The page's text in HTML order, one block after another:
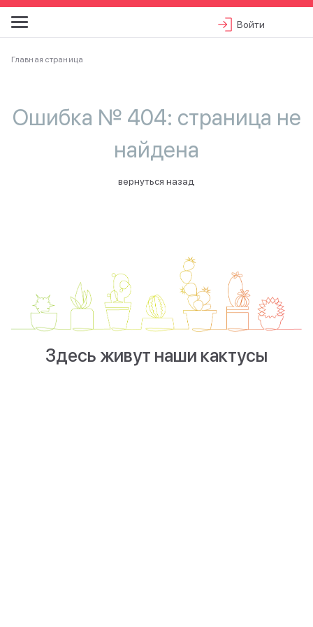
Войти
Главная страница
Ошибка № 404: страница не
найдена
вернуться назад
Здесь живут наши кактусы